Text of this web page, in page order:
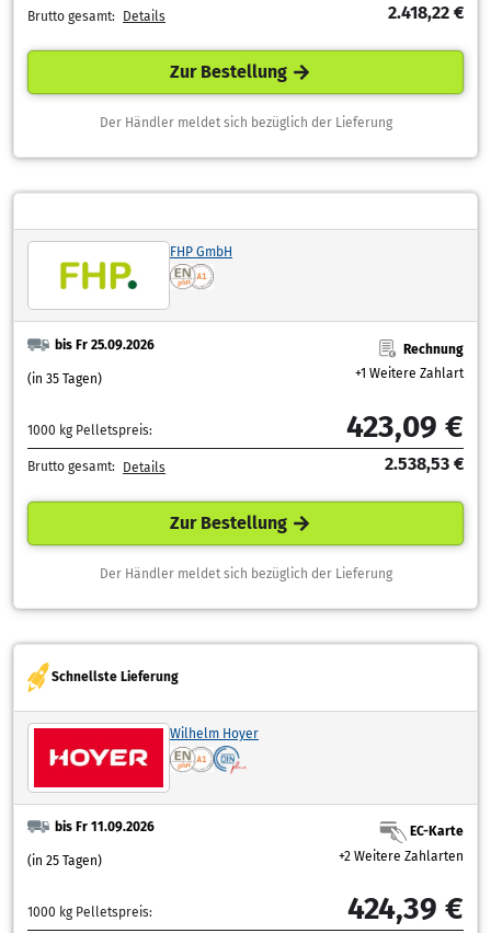
Brutto gesamt: Details 2.418,22 €
Zur Bestellung
Der Händler meldet sich bezüglich der Lieferung
FHP GmbH
bis Fr 25.09.2026
(in 35 Tagen)
Rechnung
+1 Weitere Zahlart
1000 kg Pelletspreis: 423,09 €
Brutto gesamt: Details 2.538,53 €
Zur Bestellung
Der Händler meldet sich bezüglich der Lieferung
Schnellste Lieferung
Wilhelm Hoyer
bis Fr 11.09.2026
(in 25 Tagen)
EC-Karte
+2 Weitere Zahlarten
1000 kg Pelletspreis: 424,39 €